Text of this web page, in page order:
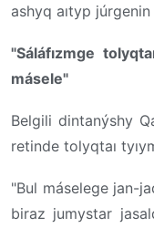
ashyq aıtyp
"Sáláfızmge
másele"
Belgili dintanýshy
retinde tolyqtaı
"Bul máselege jan-
biraz jumystar